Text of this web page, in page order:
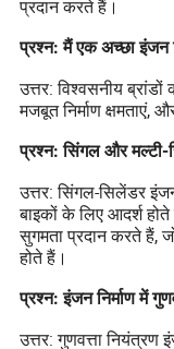
प्रदान करते हैं।
प्रश्न: मैं एक अच्छा इंजन
उत्तर: विश्वसनीय
मजबूत निर्माण क्षमताएं,
प्रश्न: सिंगल और मल्टी-
उत्तर: सिंगल-सिलेंडर
बाइकों के लिए आदर्श
सुगमता प्रदान करते हैं,
होते हैं।
प्रश्न: इंजन निर्माण में
उत्तर: गुणवत्ता नियंत्रण